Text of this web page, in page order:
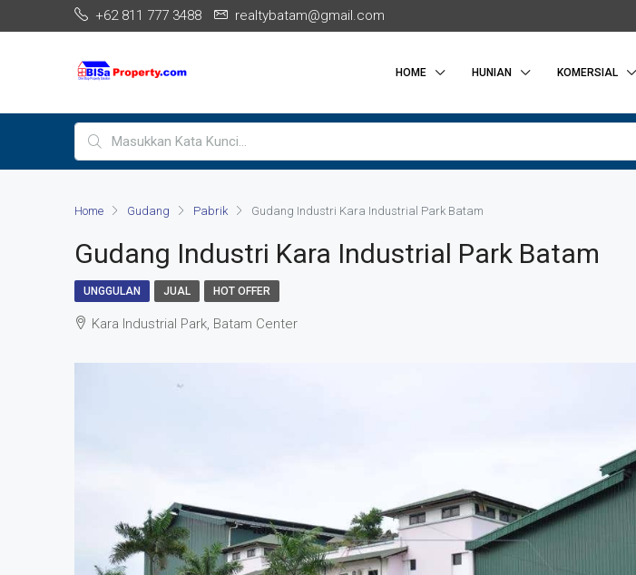
+62 811 777 3488 realtybatam@gmail.com
HOME HUNIAN KOMERSIAL
Home Gudang Pabrik Gudang Industri Kara Industrial Park Batam
Gudang Industri Kara Industrial Park Batam
UNGGULAN JUAL HOT OFFER
Kara Industrial Park, Batam Center